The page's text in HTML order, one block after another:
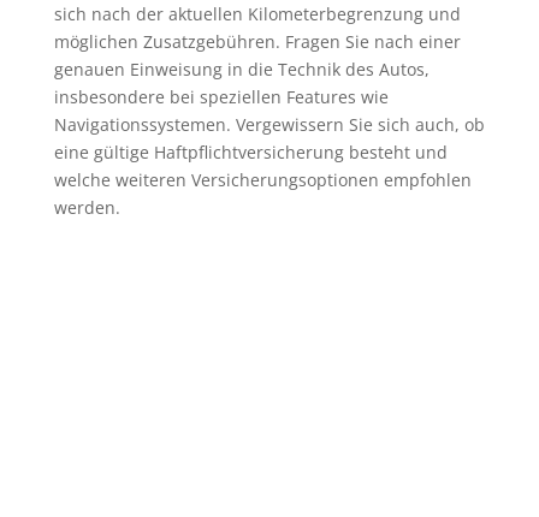
sich nach der aktuellen Kilometerbegrenzung und
möglichen Zusatzgebühren. Fragen Sie nach einer
genauen Einweisung in die Technik des Autos,
insbesondere bei speziellen Features wie
Navigationssystemen. Vergewissern Sie sich auch, ob
eine gültige Haftpflichtversicherung besteht und
welche weiteren Versicherungsoptionen empfohlen
werden.